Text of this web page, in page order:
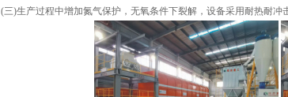
(三)生产过程中增加氮气保护，无氧条件下裂解，设备采用耐热耐冲